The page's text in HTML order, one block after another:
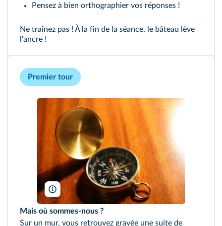
Pensez à bien orthographier vos réponses !
Ne traînez pas ! À la fin de la séance, le bâteau lève
l'ancre !
Premier tour
Zaqarbal/Wikimedia
Mais où sommes-nous ?
Sur un mur, vous retrouvez gravée une suite de